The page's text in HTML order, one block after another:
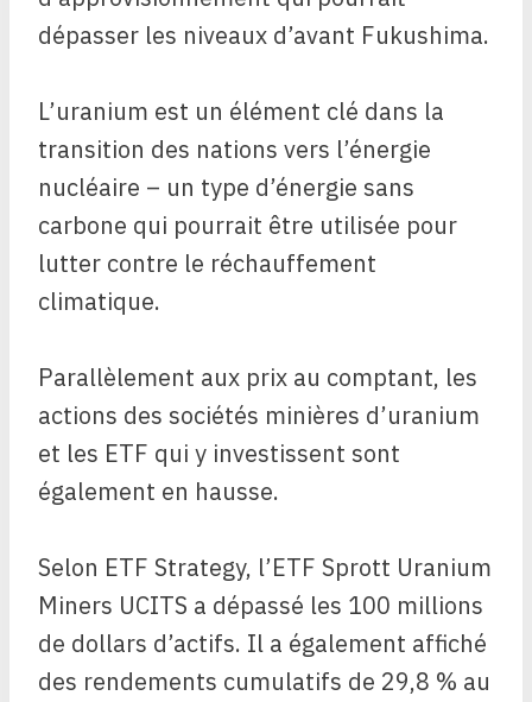
dépasser les niveaux d’avant Fukushima.
L’uranium est un élément clé dans la
transition des nations vers l’énergie
nucléaire – un type d’énergie sans
carbone qui pourrait être utilisée pour
lutter contre le réchauffement
climatique.
Parallèlement aux prix au comptant, les
actions des sociétés minières d’uranium
et les ETF qui y investissent sont
également en hausse.
Selon ETF Strategy, l’ETF Sprott Uranium
Miners UCITS a dépassé les 100 millions
de dollars d’actifs. Il a également affiché
des rendements cumulatifs de 29,8 % au